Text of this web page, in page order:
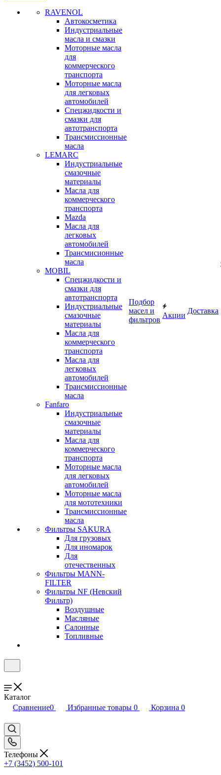
RAVENOL
Автокосметика
Индустриальные
масла и смазки
Моторные масла
для
коммерческого
транспорта
Моторные масла
для легковых
автомобилей
Спецжидкости и
смазки для
автотранспорта
Трансмиссионные
масла
LEMARC
Индустриальные
смазочные
материалы
Масла для
коммерческого
транспорта
Mazda
Масла для
легковых
автомобилей
Трансмисионные
масла
MOBIL
Cпецжидкости и
смазки для
автотранспорта
Индустриальные
смазочные
материалы
Масла для
коммерческого
транспорта
Масла для
легковых
автомобилей
Трансмиссионные
масла
Fanfaro
Индустриальные
смазочные
материалы
Масла для
коммерческого
транспорта
Моторные масла
для легковых
автомобилей
Моторные масла
для мототехники
Трансмиссионные
масла
Фильтры SAKURA
Для грузовых
Для иномарок
Для
отечественных
Фильтры MANN-
FILTER
Фильтры NF (Невский
Фильтр)
Воздушные
Масляные
Салонные
Топливные
Подбор
масел и
фильтров
Акции
Доставка
Каталог
Сравнение0 Избранные товары 0 Корзина 0
Телефоны
+7 (3452) 500-101